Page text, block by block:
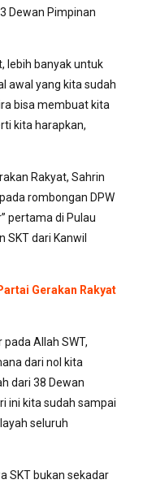
Dewan Pimpinan
lebih banyak untuk
awal yang kita sudah
bisa membuat kita
kita harapkan,
Rakyat, Sahrin
rombongan DPW
pertama di Pulau
dari Kanwil
Gerakan Rakyat
Allah SWT,
dari nol kita
dari 38 Dewan
ini kita sudah sampai
seluruh
SKT bukan sekadar